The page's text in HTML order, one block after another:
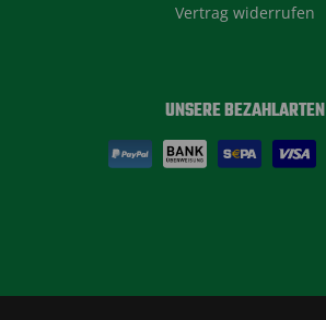
Vertrag widerrufen
UNSERE BEZAHLARTEN